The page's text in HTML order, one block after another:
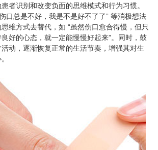
者识别和改变负面的思维模式和行为习惯。
口总是不好，我是不是好不了了” 等消极想法
维方式去替代，如 “虽然伤口愈合得慢，但只
好的心态，就一定能慢慢好起来”。同时，鼓
动，逐渐恢复正常的生活节奏，增强其对生